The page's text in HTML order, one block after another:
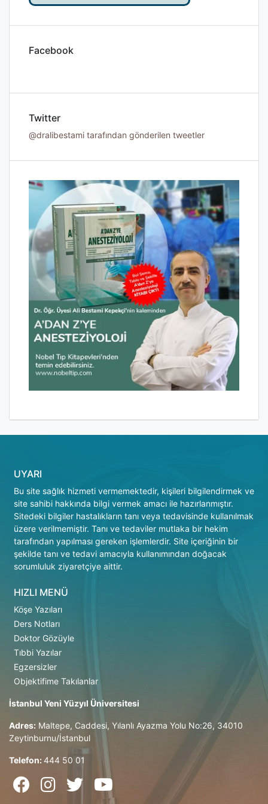
Facebook
Twitter
@dralibestami tarafından gönderilen tweetler
UYARI
Bu site sağlık hizmeti vermemektedir, kişileri bilgilendirmek ve
site sahibi hakkında bilgi vermek amacı ile hazırlanmıştır.
Sitedeki bilgiler hastalıkların tanı veya tedavisinde kullanılmak
üzere verilmemiştir. Tanı ve tedaviler mutlaka bir hekim
tarafından yapılması gereken işlemlerdir. Site içeriğinin bir
şekilde tanı ve tedavi amacıyla kullanımından doğacak
sorumluluk ziyaretçiye aittir.
HIZLI MENÜ
Köşe Yazıları
Ders Notları
Doktor Gözüyle
Tıbbi Yazılar
Egzersizler
Objektifime Takılanlar
İstanbul Yeni Yüzyıl Üniversitesi
Adres: Maltepe, Caddesi, Yılanlı Ayazma Yolu No:26, 34010
Zeytinburnu/İstanbul
Telefon:444 50 01